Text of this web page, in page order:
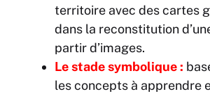
territoire avec des cartes
dans la reconstitution
partir d’images.
Le stade symbolique :
les concepts à apprendre